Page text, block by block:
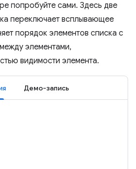
попробуйте сами. Здесь две
переключает всплывающее
порядок элементов списка с
элементами,
видимости элемента.
Демо-запись